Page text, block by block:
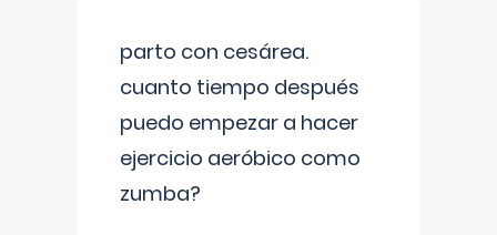
parto con cesárea.
cuanto tiempo después
puedo empezar a hacer
ejercicio aeróbico como
zumba?